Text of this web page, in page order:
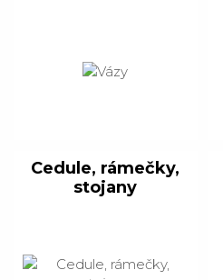
Cedule, rámečky,
stojany